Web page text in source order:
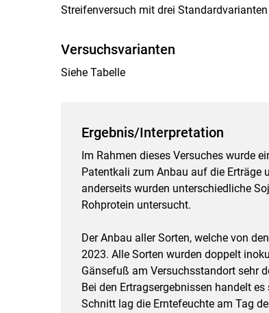
Streifenversuch mit drei Standardvarianten
Versuchsvarianten
Siehe Tabelle
Ergebnis/Interpretation
Im Rahmen dieses Versuches wurde
Patentkali zum Anbau auf die Erträge
anderseits wurden unterschiedliche
Rohprotein untersucht.
Der Anbau aller Sorten, welche von
2023. Alle Sorten wurden doppelt
Gänsefuß am Versuchsstandort sehr
Bei den Ertragsergebnissen handelt
Schnitt lag die Erntefeuchte am Tag